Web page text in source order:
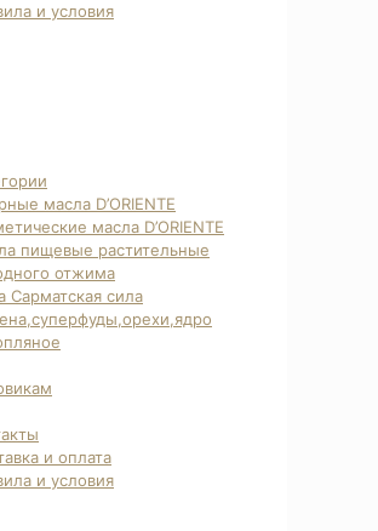
и условия
масла D’ORIENTE
масла D’ORIENTE
пищевые растительные
отжима
Сарматская сила
и оплата
и условия